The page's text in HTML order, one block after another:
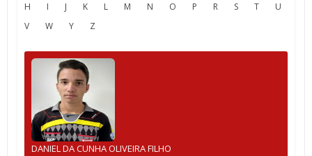
H
I J K L M N O P R S T
U
V
W Y Z
DANIEL DA CUNHA OLIVEIRA FILHO